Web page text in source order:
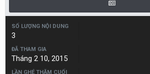
SỐ LƯỢNG NỘI DUNG
3
ĐÃ THAM GIA
Tháng 2 10, 2015
LẦN GHÉ THĂM CUỐI